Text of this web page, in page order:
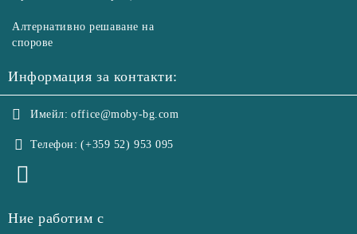
Алтернативно решаване на
спорове
Информация за контакти:
Имейл: office@moby-bg.com
Телефон: (+359 52) 953 095
Ние работим с